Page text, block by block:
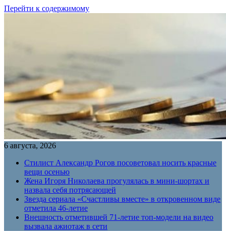
Перейти к содержимому
6 августа, 2026
Стилист Александр Рогов посоветовал носить красные
вещи осенью
Жена Игоря Николаева прогулялась в мини-шортах и
назвала себя потрясающей
Звезда сериала «Счастливы вместе» в откровенном виде
отметила 46-летие
Внешность отметившей 71-летие топ-модели на видео
вызвала ажиотаж в сети